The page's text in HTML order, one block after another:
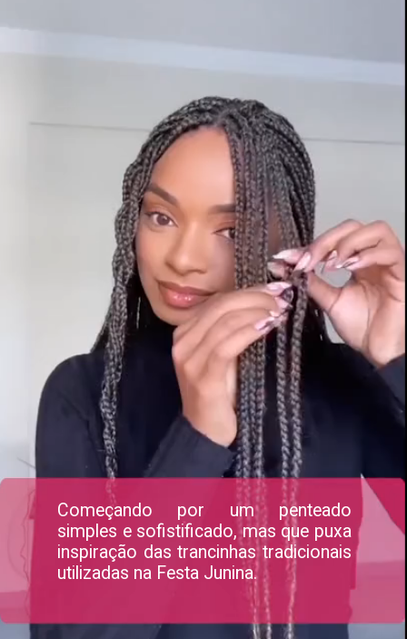
Começando por um penteado
simples e sofistificado, mas que puxa
inspiração das trancinhas tradicionais
utilizadas na Festa Junina.